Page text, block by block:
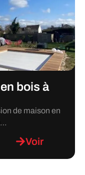
bois à
de maison en
Voir